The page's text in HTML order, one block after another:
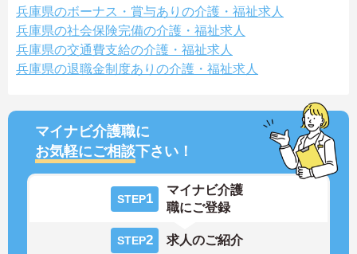
兵庫県のボーナス・賞与ありの介護・福祉求人
兵庫県の社会保険完備の介護・福祉求人
兵庫県の交通費支給の介護・福祉求人
兵庫県の退職金制度ありの介護・福祉求人
マイナビ介護職に
お気軽にご相談下さい！
STEP1
マイナビ介護
職にご登録
STEP2 求人のご紹介